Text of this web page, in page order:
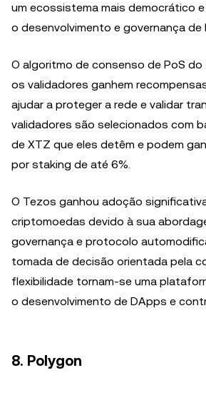
um ecossistema mais democrático
o desenvolvimento e governança de
O algoritmo de consenso de PoS
os validadores ganhem
ajudar a proteger a rede e validar
validadores são selecionados com
de XTZ que eles detêm e podem
por staking de até 6%.
O Tezos ganhou adoção
criptomoedas devido à sua
governança e protocolo
tomada de decisão orientada pela
flexibilidade tornam-se uma
o desenvolvimento de DApps e
8. Polygon